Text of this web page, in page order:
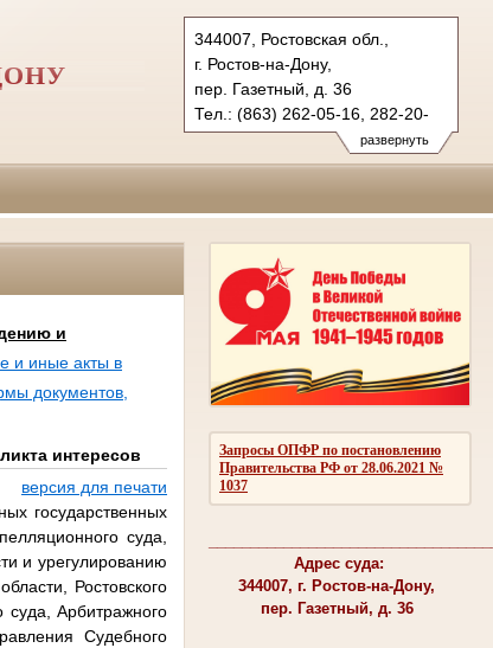
развернуть
344007, Ростовская обл.,
г. Ростов-на-Дону,
пер. Газетный, д. 36
Тел.: (863) 262-05-16, 282-20-
58 (ф.)
kirovsky.ros@sudrf.ru
Запросы ОПФР по постановлению
Правительства РФ от 28.06.2021 №
1037
Адрес суда:
344007, г. Ростов-на-Дону,
пер. Газетный, д. 36
и
и иные акты в
документов,
интересов
версия для печати
государственных
суда,
и урегулированию
Ростовского
суда, Арбитражного
Судебного